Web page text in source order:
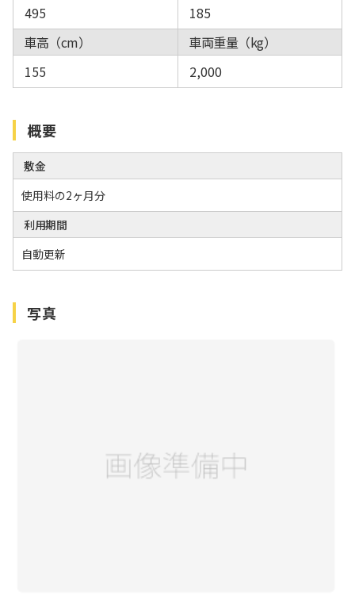
495
185
車高（cm）
車両重量（kg）
155
2,000
概要
敷金
使用料の2ヶ月分
利用期間
自動更新
写真